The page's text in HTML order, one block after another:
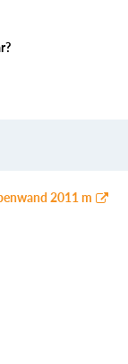
2011 m